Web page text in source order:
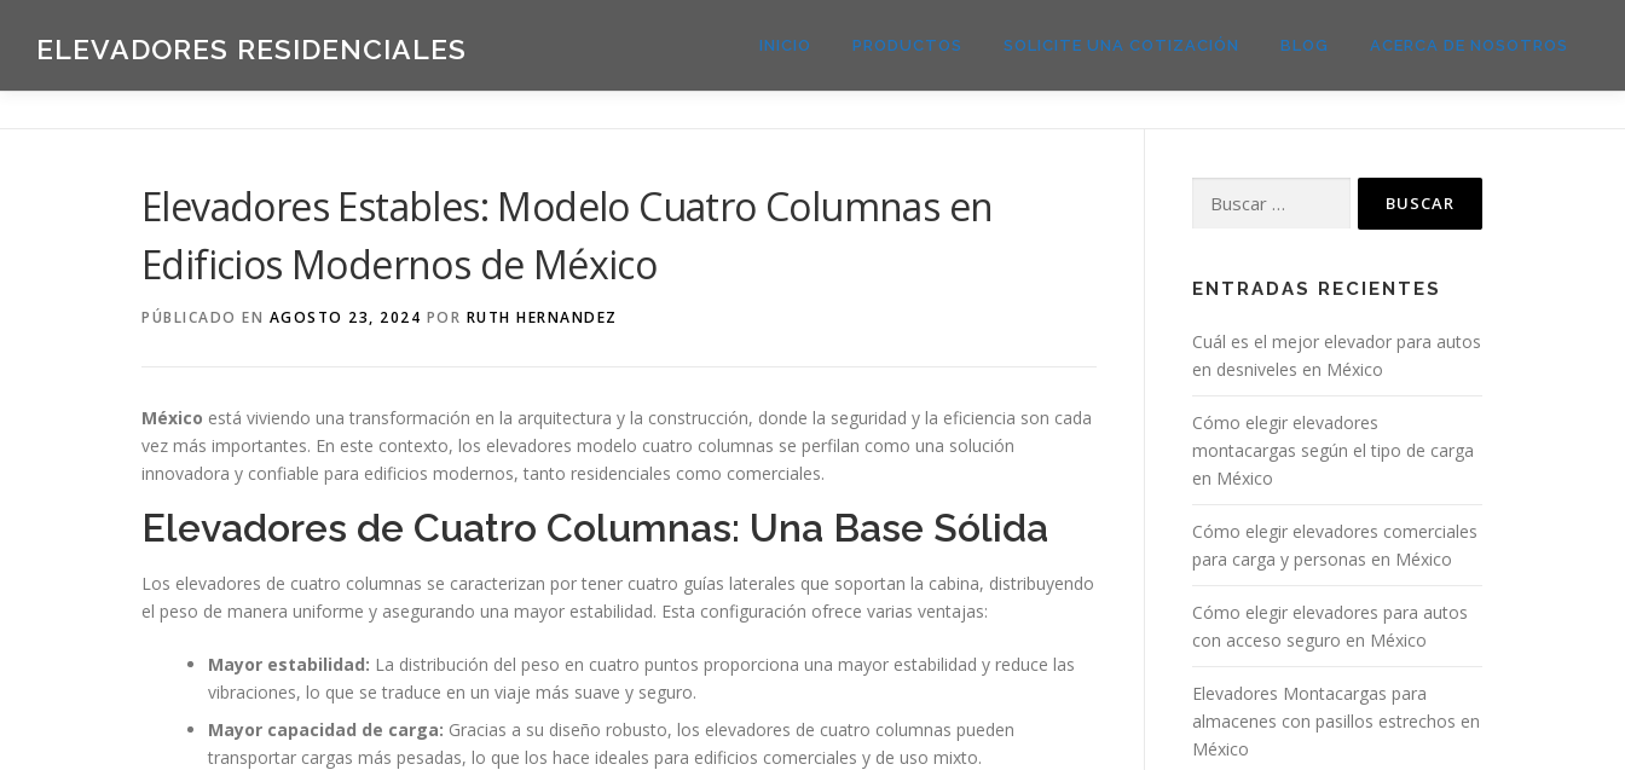
ELEVADORES RESIDENCIALES INICIO PRODUCTOS SOLICITE UNA COTIZACIÓN BLOG ACERCA DE NOSOTROS
Elevadores Estables: Modelo Cuatro Columnas en
Edificios Modernos de México
PÚBLICADO EN AGOSTO 23, 2024 POR RUTH HERNANDEZ
México está viviendo una transformación en la arquitectura y la construcción, donde la seguridad y la eficiencia son cada
vez más importantes. En este contexto, los elevadores modelo cuatro columnas se perfilan como una solución
innovadora y confiable para edificios modernos, tanto residenciales como comerciales.
Elevadores de Cuatro Columnas: Una Base Sólida
Los elevadores de cuatro columnas se caracterizan por tener cuatro guías laterales que soportan la cabina, distribuyendo
el peso de manera uniforme y asegurando una mayor estabilidad. Esta configuración ofrece varias ventajas:
Mayor estabilidad: La distribución del peso en cuatro puntos proporciona una mayor estabilidad y reduce las
vibraciones, lo que se traduce en un viaje más suave y seguro.
Mayor capacidad de carga: Gracias a su diseño robusto, los elevadores de cuatro columnas pueden
transportar cargas más pesadas, lo que los hace ideales para edificios comerciales y de uso mixto.
ENTRADAS RECIENTES
Cuál es el mejor elevador para autos
en desniveles en México
Cómo elegir elevadores
montacargas según el tipo de carga
en México
Cómo elegir elevadores comerciales
para carga y personas en México
Cómo elegir elevadores para autos
con acceso seguro en México
Elevadores Montacargas para
almacenes con pasillos estrechos en
México